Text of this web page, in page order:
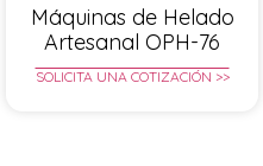
Máquinas de Helado
Artesanal OPH-76
SOLICITA UNA COTIZACIÓN >>